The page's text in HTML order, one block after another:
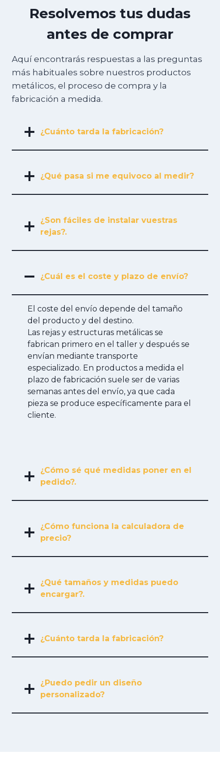
Resolvemos tus dudas
antes de comprar
Aquí encontrarás respuestas a las preguntas
más habituales sobre nuestros productos
metálicos, el proceso de compra y la
fabricación a medida.
¿Cuánto tarda la fabricación?
¿Qué pasa si me equivoco al medir?
¿Son fáciles de instalar vuestras
rejas?.
¿Cuál es el coste y plazo de envío?
El coste del envío depende del tamaño
del producto y del destino.
Las rejas y estructuras metálicas se
fabrican primero en el taller y después se
envían mediante transporte
especializado. En productos a medida el
plazo de fabricación suele ser de varias
semanas antes del envío, ya que cada
pieza se produce específicamente para el
cliente.
¿Cómo sé qué medidas poner en el
pedido?.
¿Cómo funciona la calculadora de
precio?
¿Qué tamaños y medidas puedo
encargar?.
¿Cuánto tarda la fabricación?
¿Puedo pedir un diseño
personalizado?